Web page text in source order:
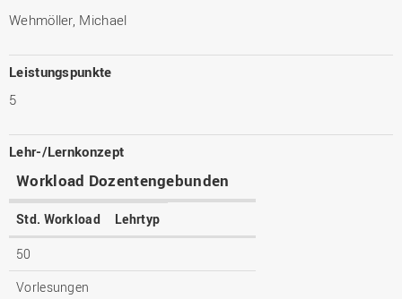
Wehmöller, Michael
Leistungspunkte
5
Lehr-/Lernkonzept
Workload Dozentengebunden
Std. Workload Lehrtyp
50
Vorlesungen